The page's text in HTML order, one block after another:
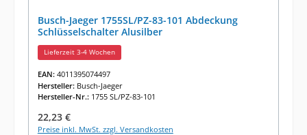
Busch-Jaeger 1755SL/PZ-83-101 Abdeckung
Schlüsselschalter Alusilber
Lieferzeit 3-4 Wochen
EAN: 4011395074497
Hersteller: Busch-Jaeger
Hersteller-Nr.: 1755 SL/PZ-83-101
Regulärer Preis:
22,23 €
Preise inkl. MwSt. zzgl. Versandkosten